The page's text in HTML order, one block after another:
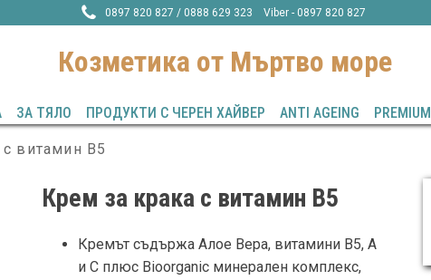
0897 820 827 / 0888 629 323 Viber - 0897 820 827
Козметика от Mъртво море
ЗА ТЯЛО ПРОДУКТИ С ЧЕРЕН ХАЙВЕР ANTI AGEING PREMIUM
витамин B5
Крем за крака с витамин B5
Кремът съдържа Алое Вера, витамини B5, А
и C плюс Bioorganic минерален комплекс,